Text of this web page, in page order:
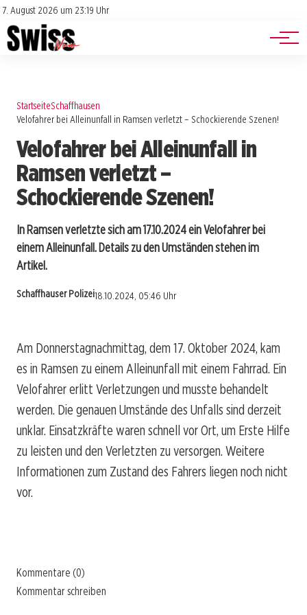
7. August 2026 um 23:19 Uhr
Impressum
Datenschutz
Jobs
Events
StartseiteSchaffhausen
Velofahrer bei Alleinunfall in Ramsen verletzt – Schockierende Szenen!
Velofahrer bei Alleinunfall in
Ramsen verletzt –
Schockierende Szenen!
In Ramsen verletzte sich am 17.10.2024 ein Velofahrer bei
einem Alleinunfall. Details zu den Umständen stehen im
Artikel.
Schaffhauser Polizei18.10.2024, 05:46 Uhr
Am Donnerstagnachmittag, dem 17. Oktober 2024, kam
es in Ramsen zu einem Alleinunfall mit einem Fahrrad. Ein
Velofahrer erlitt Verletzungen und musste behandelt
werden. Die genauen Umstände des Unfalls sind derzeit
unklar. Einsatzkräfte waren schnell vor Ort, um Erste Hilfe
zu leisten und den Verletzten zu versorgen. Weitere
Informationen zum Zustand des Fahrers liegen noch nicht
vor.
Kommentare (0)
Kommentar schreiben